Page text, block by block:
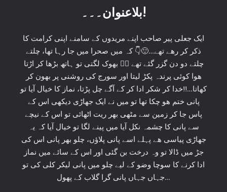
بلاعنوان۔۔۔!
ایک جعلی پیر صاحب اپنے مریدوں کے سامنے اپنی کرامت کا
ذکر کر رھے تھے…🙂👇 کہ میں صحرا میں جا رہا تھا، چلتے
چلتے دو دن گزر گئے تھے 🚶‍♂️ بھوک لگتی تو ہاتھ بڑھا کر اڑتا
ھوا کوئی پرندہ پکڑ لیتا اور سورج کی روشنی پر بھون کر
کھاتا…!!خدا کر شکر ادا کر کے آگے چل پڑتا، نماز کا خیال آیا تو
پانی ختم ھو چکا تھا تو میں نے ایک جھاڑی دیکھی اس کے
پاس جا کر زمین سے مٹھی بھر ریت اٹھائی تو اس کے نیچے
سے پانی کا چشمہ نکل آیا میں پینے لگا تو خیال آیا کہ یہ
جھاڑی پیاسی ھے پہلے اسے پانی پلاؤں، چلو بھر پانی اس کی
جڑ میں ڈالا تو وہ درخت بن گئی اور اس کے سائے میں نماز
ادا کرنے کا سوچا وضو کے لیے چلو میں پانی لیکر کلی کی تو
جہاں جہاں پانی گرا گلاب کے پھول…